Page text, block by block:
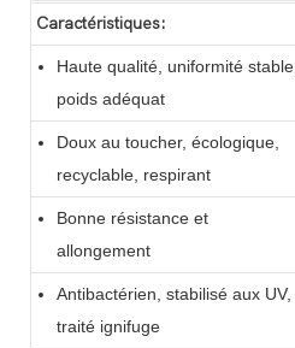
Caractéristiques:
Haute qualité, uniformité stable,
poids adéquat
Doux au toucher, écologique,
recyclable, respirant
Bonne résistance et
allongement
Antibactérien, stabilisé aux UV,
traité ignifuge